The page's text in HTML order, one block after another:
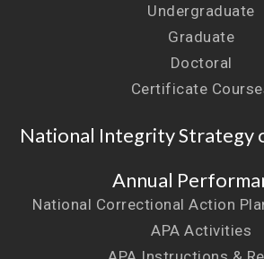
Undergraduate
Graduate
Doctoral
Certificate
National Integrity Strategy
Annual
National Correctional Action
APA Activities